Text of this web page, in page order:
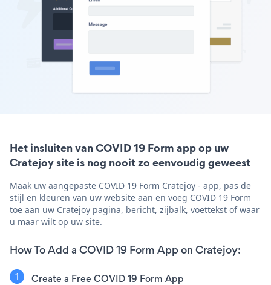
Het insluiten van COVID 19 Form app op uw
Cratejoy site is nog nooit zo eenvoudig geweest
Maak uw aangepaste COVID 19 Form Cratejoy - app, pas de
stijl en kleuren van uw website aan en voeg COVID 19 Form
toe aan uw Cratejoy pagina, bericht, zijbalk, voettekst of waar
u maar wilt op uw site.
How To Add a COVID 19 Form App on Cratejoy:
Create a Free COVID 19 Form App